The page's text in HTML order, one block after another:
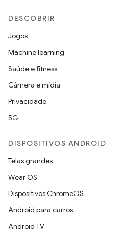
DESCOBRIR
Jogos
Machine learning
Saúde e fitness
Câmera e mídia
Privacidade
5G
DISPOSITIVOS ANDROID
Telas grandes
Wear OS
Dispositivos ChromeOS
Android para carros
Android TV